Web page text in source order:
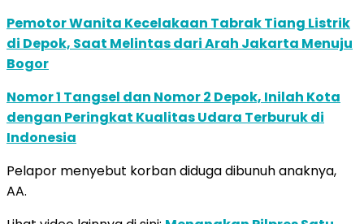
Pemotor Wanita Kecelakaan Tabrak Tiang Listrik
di Depok, Saat Melintas dari Arah Jakarta Menuju
Bogor
Nomor 1 Tangsel dan Nomor 2 Depok, Inilah Kota
dengan Peringkat Kualitas Udara Terburuk di
Indonesia
Pelapor menyebut korban diduga dibunuh anaknya,
AA.